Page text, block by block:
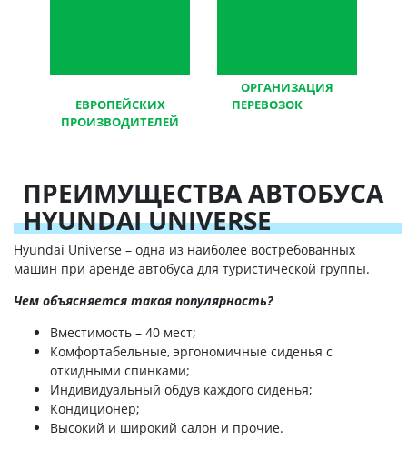
ЕВРОПЕЙСКИХ
ПРОИЗВОДИТЕЛЕЙ
ОРГАНИЗАЦИЯ
ПЕРЕВОЗОКлюбой
ПРЕИМУЩЕСТВА АВТОБУСА
HYUNDAI UNIVERSE
Hyundai Universe – одна из наиболее востребованных
машин при аренде автобуса для туристической группы.
Чем объясняется такая популярность?
Вместимость – 40 мест;
Комфортабельные, эргономичные сиденья с
откидными спинками;
Индивидуальный обдув каждого сиденья;
Кондиционер;
Высокий и широкий салон и прочие.